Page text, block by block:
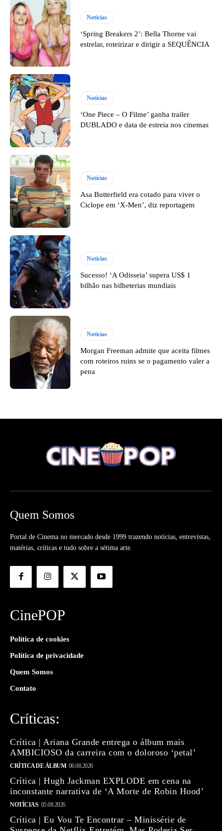
Notícias
‘Spring Breakers 2’: Bella Thorne vai
estrelar, roteirizar e dirigir a SEQUÊNCIA
Notícias
‘One Piece – O Filme’ ganha trailer
DUBLADO e data de estreia nos cinemas
Notícias
Asa Butterfield era cotado para viver o
Ciclope em ‘X-Men’, diz reportagem
Notícias
Sucesso! ‘A Odisseia’ supera US$ 1
bilhão nas bilheterias mundiais
Notícias
Morgan Freeman admite que aceita filmes
com roteiros ruins se o pagamento valer a
pena
Quem Somos
Portal de Cinema no mercado desde 1999 trazendo notícias, entrevistas,
matérias, críticas e tudo sobre a sétima arte.
CinePOP
Política de cookies
Política de privacidade
Quem Somos
Contato
Críticas:
Crítica | Ariana Grande entrega o álbum mais
AMBICIOSO da carreira com o doloroso ‘petal’
CRÍTICA DE ÁLBUM 06.08.2026
Crítica | Hugh Jackman EXPLODE em cena na
inconstante narrativa de ‘A Morte de Robin Hood’
NOTÍCIAS 05.08.2026
Crítica | Eu Vou Te Encontrar – Minissérie de